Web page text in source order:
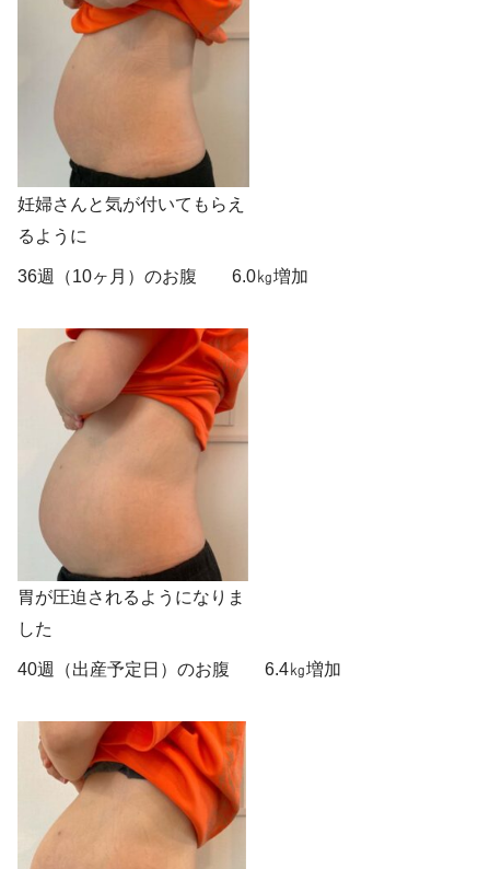
妊婦さんと気が付いてもらえ
るように
36週（10ヶ月）のお腹 6.0㎏増加
胃が圧迫されるようになりま
した
40週（出産予定日）のお腹 6.4㎏増加